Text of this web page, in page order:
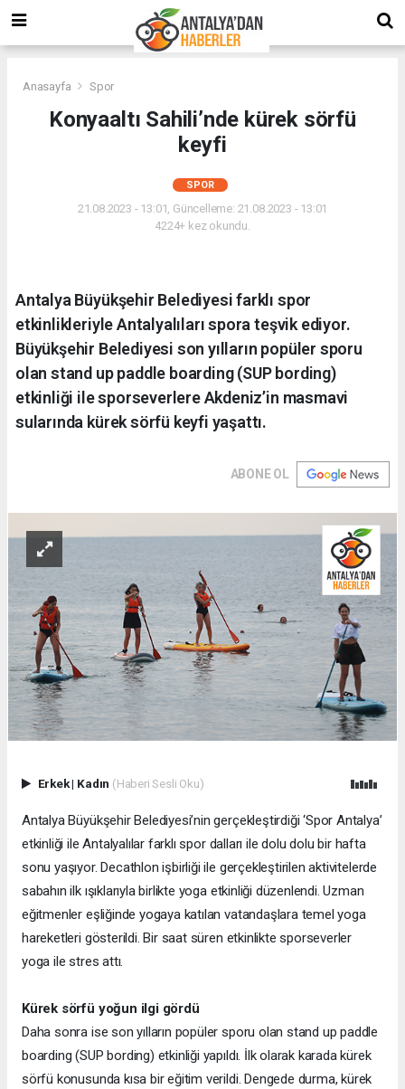
Anasayfa Spor
Konyaaltı Sahili’nde kürek sörfü
keyfi
SPOR
21.08.2023 - 13:01, Güncelleme: 21.08.2023 - 13:01
4224+ kez okundu.
Antalya Büyükşehir Belediyesi farklı spor
etkinlikleriyle Antalyalıları spora teşvik ediyor.
Büyükşehir Belediyesi son yılların popüler sporu
olan stand up paddle boarding (SUP bording)
etkinliği ile sporseverlere Akdeniz’in masmavi
sularında kürek sörfü keyfi yaşattı.
ABONE OL
Erkek| Kadın (Haberi Sesli Oku)
Antalya Büyükşehir Belediyesi’nin gerçekleştirdiği ‘Spor Antalya’
etkinliği ile Antalyalılar farklı spor dalları ile dolu dolu bir hafta
sonu yaşıyor. Decathlon işbirliği ile gerçekleştirilen aktivitelerde
sabahın ilk ışıklarıyla birlikte yoga etkinliği düzenlendi. Uzman
eğitmenler eşliğinde yogaya katılan vatandaşlara temel yoga
hareketleri gösterildi. Bir saat süren etkinlikte sporseverler
yoga ile stres attı.
Kürek sörfü yoğun ilgi gördü
Daha sonra ise son yılların popüler sporu olan stand up paddle
boarding (SUP bording) etkinliği yapıldı. İlk olarak karada kürek
sörfü konusunda kısa bir eğitim verildi. Dengede durma, kürek